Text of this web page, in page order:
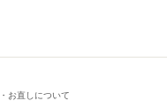
お直しについて